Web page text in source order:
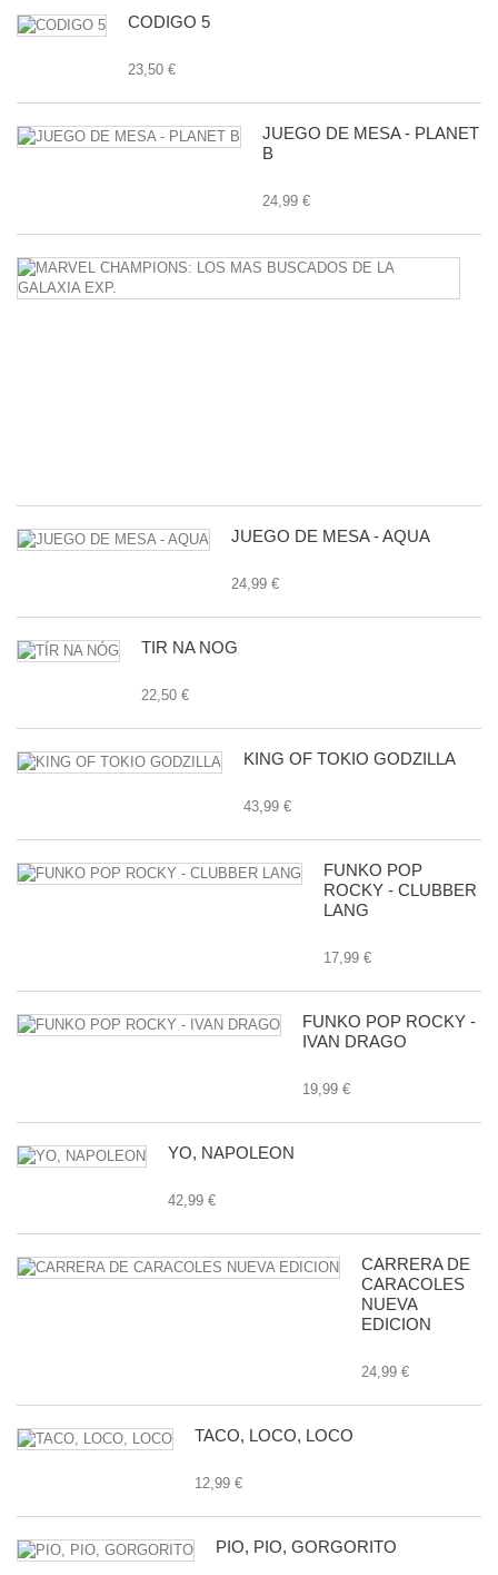
CODIGO 5
23,50 €
JUEGO DE MESA - PLANET
B
24,99 €
JUEGO DE MESA - AQUA
24,99 €
TÍR NA NÓG
22,50 €
KING OF TOKIO GODZILLA
43,99 €
FUNKO POP
ROCKY - CLUBBER
LANG
17,99 €
FUNKO POP ROCKY -
IVAN DRAGO
19,99 €
YO, NAPOLEON
42,99 €
CARRERA DE
CARACOLES
NUEVA
EDICION
24,99 €
TACO, LOCO, LOCO
12,99 €
PIO, PIO, GORGORITO